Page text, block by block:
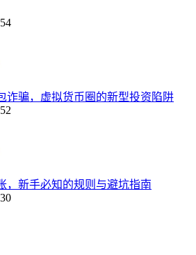
诈骗，虚拟货币圈的新型投资陷阱
，新手必知的规则与避坑指南